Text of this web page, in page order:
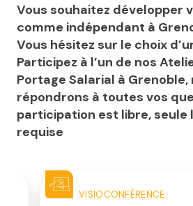
Vous souhaitez développer
comme indépendant à
Vous hésitez sur le choix
Participez à l’un de nos
Portage Salarial à Grenoble,
répondrons à toutes vos
participation est libre, seule
requise
VISIOCONFÉRENCE